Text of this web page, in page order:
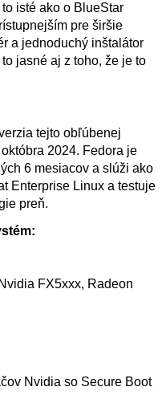
isté ako o BlueStar
pre širšie
a jednoduchý inštalátor
jasné aj z toho, že je to
tejto obľúbenej
2024. Fedora je
6 mesiacov a slúži ako
Enterprise Linux a testuje
preň.
FX5xxx, Radeon
Nvidia so Secure Boot